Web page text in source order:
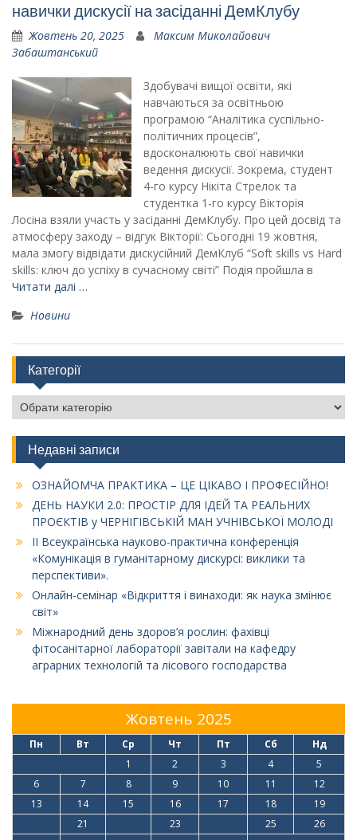
навички дискусії на засіданні ДемКлубу
Жовтень 20, 2025
Максим Миколайович
Забаштанський
Здобувачі вищої освіти, які
навчаються за освітньою
програмою “Аналітика суспільно-
політичних процесів”,
вдосконалюють свої навички
ведення дискусії. Зокрема, студент
4-го курсу Нікіта Стрелок та
студентка 1-го курсу Вікторія
Лосіна взяли участь у засіданні ДемКлубу. Про цей досвід та
атмосферу заходу – відгук Вікторії: Сьогодні 19 жовтня,
мала змогу відвідати дискусійний ДемКлуб “Soft skills vs Hard
skills: ключ до успіху в сучасному світі” Подія пройшла в
Читати далі …
Новини
Категорії
Категорії
Недавні записи
ОЗНАЙОМЧА ПРАКТИКА – ЦЕ ЦІКАВО І ПРОФЕСІЙНО!
ДЕНЬ НАУКИ 2.0: ПРОСТІР ДЛЯ ІДЕЙ ТА РЕАЛЬНИХ
ПРОЄКТІВ у ЧЕРНІГІВСЬКІЙ МАН УЧНІВСЬКОЇ МОЛОДІ
ІІ Всеукраїнська науково-практична конференція
«Комунікація в гуманітарному дискурсі: виклики та
перспективи».
Онлайн-семінар «Відкриття і винаходи: як наука змінює
світ»
Міжнародний день здоров’я рослин: фахівці
фітосанітарної лабораторії завітали на кафедру
аграрних технологій та лісового господарства
Жовтень 2025
Пн Вт Ср Чт Пт Сб Нд
1 2 3 4
5
6
7 8 9 10 11
12
13
14 15 16 17 18
19
21 23 25
26